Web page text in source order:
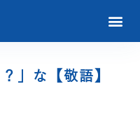
」な【敬語】